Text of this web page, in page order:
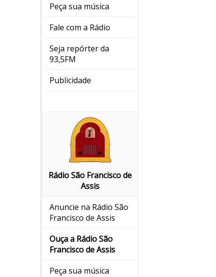
Peça sua música
Fale com a Rádio
Seja repórter da
93,5FM
Publicidade
Rádio São Francisco de
Assis
Anuncie na Rádio São
Francisco de Assis
Ouça a Rádio São
Francisco de Assis
Peça sua música